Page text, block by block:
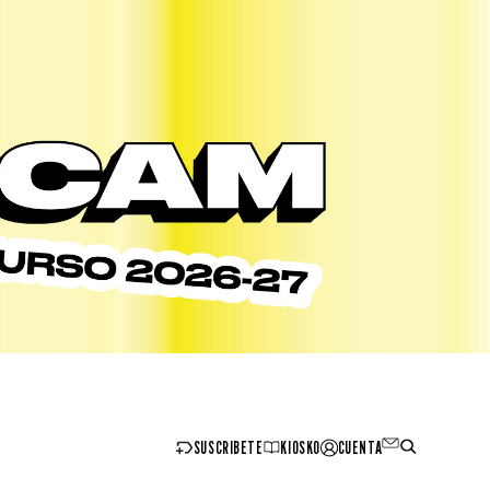
SUSCRIBETE KIOSKO CUENTA